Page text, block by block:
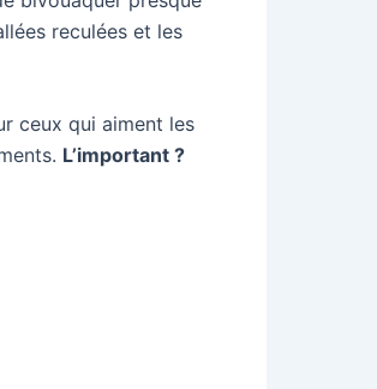
reculées et les
ceux qui aiment les
L’important ?